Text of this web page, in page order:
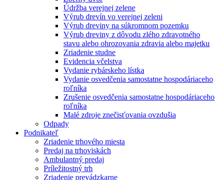
Údržba verejnej zelene
Výrub drevín vo verejnej zeleni
Výrub dreviny na súkromnom pozemku
Výrub dreviny z dôvodu zlého zdravotného
stavu alebo ohrozovania zdravia alebo majetku
Zriadenie studne
Evidencia včelstva
Vydanie rybárskeho lístka
Vydanie osvedčenia samostatne hospodáriaceho
roľníka
Zrušenie osvedčenia samostatne hospodáriaceho
roľníka
Malé zdroje znečisťovania ovzdušia
Odpady
Podnikateľ
Zriadenie trhového miesta
Predaj na trhoviskách
Ambulantný predaj
Príležitostný trh
Zriadenie prevádzkarne